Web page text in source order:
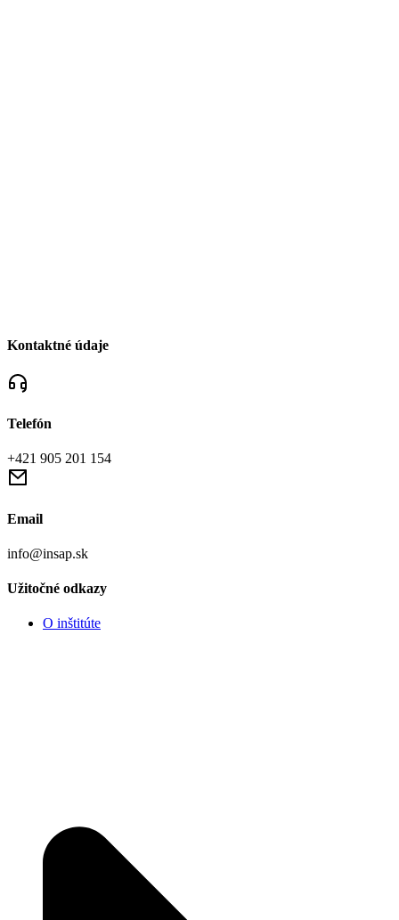
Kontaktné údaje
Telefón
+421 905 201 154
Email
info@insap.sk
Užitočné odkazy
O inštitúte